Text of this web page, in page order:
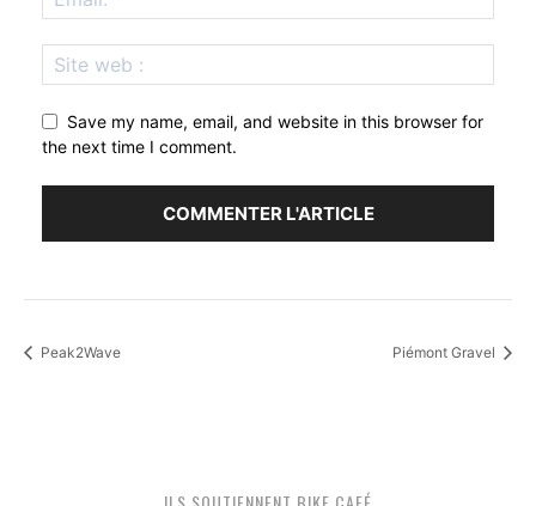
Save my name, email, and website in this browser for
the next time I comment.
Peak2Wave Piémont Gravel